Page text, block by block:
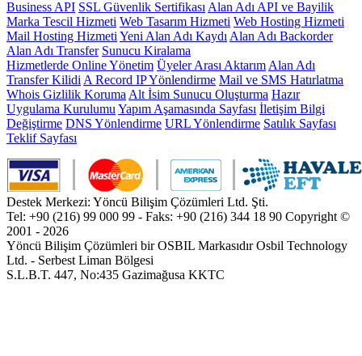
Business API SSL Güvenlik Sertifikası Alan Adı API ve Bayilik
Marka Tescil Hizmeti Web Tasarım Hizmeti Web Hosting Hizmeti
Mail Hosting Hizmeti Yeni Alan Adı Kaydı Alan Adı Backorder
Alan Adı Transfer Sunucu Kiralama
Hizmetlerde Online Yönetim Üyeler Arası Aktarım Alan Adı
Transfer Kilidi A Record IP Yönlendirme Mail ve SMS Hatırlatma
Whois Gizlilik Koruma Alt İsim Sunucu Oluşturma Hazır
Uygulama Kurulumu Yapım Aşamasında Sayfası İletişim Bilgi
Değiştirme DNS Yönlendirme URL Yönlendirme Satılık Sayfası
Teklif Sayfası
Destek Merkezi: Yöncü Bilişim Çözümleri Ltd. Şti.
Tel: +90 (216) 99 000 99 - Faks: +90 (216) 344 18 90 Copyright ©
2001 - 2026
Yöncü Bilişim Çözümleri bir OSBIL Markasıdır Osbil Technology
Ltd. - Serbest Liman Bölgesi
S.L.B.T. 447, No:435 Gazimağusa KKTC